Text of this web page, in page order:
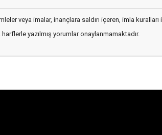
veya imalar, inançlara saldırı içeren, imla kuralları
yazılmış yorumlar onaylanmamaktadır.